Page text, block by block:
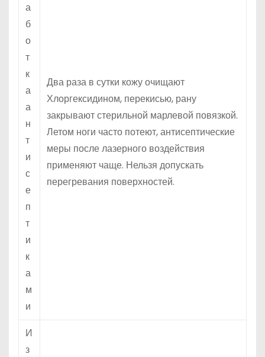
а
б
о
т
к
а
а
н
т
и
с
е
п
т
и
к
а
м
и
Два раза в сутки кожу очищают
Хлоргексидином, перекисью, рану
закрывают стерильной марлевой повязкой.
Летом ноги часто потеют, антисептические
меры после лазерного воздействия
применяют чаще. Нельзя допускать
перегревания поверхностей.
И
з